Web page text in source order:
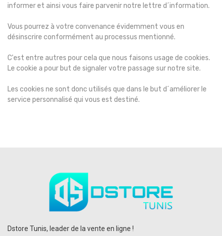
informer et ainsi vous faire parvenir notre lettre d´information.
Vous pourrez à votre convenance évidemment vous en
désinscrire conformément au processus mentionné.
C'est entre autres pour cela que nous faisons usage de cookies.
Le cookie a pour but de signaler votre passage sur notre site.
Les cookies ne sont donc utilisés que dans le but d´améliorer le
service personnalisé qui vous est destiné.
Dstore Tunis, leader de la vente en ligne !